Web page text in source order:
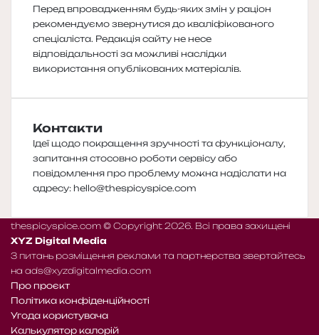
Перед впровадженням будь-яких змін у раціон
рекомендуємо звернутися до кваліфікованого
спеціаліста. Редакція сайту не несе
відповідальності за можливі наслідки
використання опублікованих матеріалів.
Контакти
Ідеї щодо покращення зручності та функціоналу,
запитання стосовно роботи сервісу або
повідомлення про проблему можна надіслати на
адресу: hello@thespicyspice.com
thespicyspice.com © Copyright 2026. Всі права захищені
XYZ Digital Media
З питань розміщення реклами та партнерства звертайтесь
на ads@xyzdigitalmedia.com
Про проєкт
Політика конфіденційності
Угода користувача
Калькулятор калорій